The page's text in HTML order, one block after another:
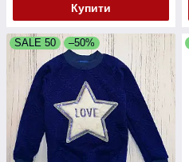
Купити
SALE 50 –50%